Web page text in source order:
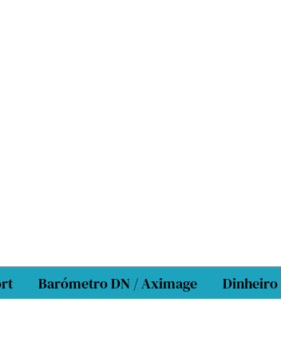
Barómetro DN / Aximage Dinheiro